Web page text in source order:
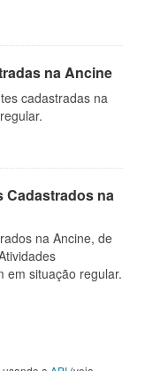
na Ancine
cadastradas na
Cadastrados na
na Ancine, de
em situação regular.